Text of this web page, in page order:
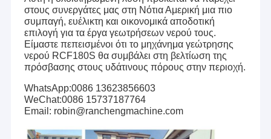
στους συνεργάτες μας στη Νότια Αμερική μια πιο
συμπαγή, ευέλικτη και οικονομικά αποδοτική
επιλογή για τα έργα γεωτρήσεων νερού τους.
Είμαστε πεπεισμένοι ότι το μηχάνημα γεώτρησης
νερού RCF180S θα συμβάλει στη βελτίωση της
πρόσβασης στους υδάτινους πόρους στην περιοχή.
WhatsApp:0086 13623856603
WeChat:0086 15737187764
Email: robin@ranchengmachine.com